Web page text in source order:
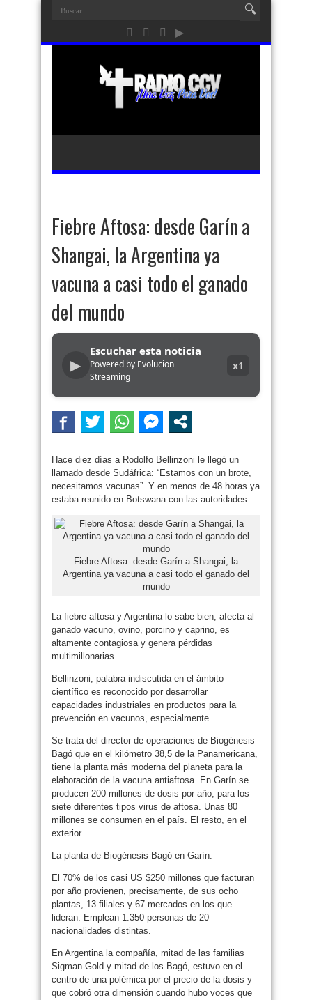
Fiebre Aftosa: desde Garín a
Shangai, la Argentina ya
vacuna a casi todo el ganado
del mundo
▶
Escuchar esta noticia
Powered by Evolucion
Streaming
x1
Hace diez días a Rodolfo Bellinzoni le llegó un
llamado desde Sudáfrica: “Estamos con un brote,
necesitamos vacunas”. Y en menos de 48 horas ya
estaba reunido en Botswana con las autoridades.
Fiebre Aftosa: desde Garín a Shangai, la
Argentina ya vacuna a casi todo el ganado del
mundo
La fiebre aftosa y Argentina lo sabe bien, afecta al
ganado vacuno, ovino, porcino y caprino, es
altamente contagiosa y genera pérdidas
multimillonarias.
Bellinzoni, palabra indiscutida en el ámbito
científico es reconocido por desarrollar
capacidades industriales en productos para la
prevención en vacunos, especialmente.
Se trata del director de operaciones de Biogénesis
Bagó que en el kilómetro 38,5 de la Panamericana,
tiene la planta más moderna del planeta para la
elaboración de la vacuna antiaftosa. En Garín se
producen 200 millones de dosis por año, para los
siete diferentes tipos virus de aftosa. Unas 80
millones se consumen en el país. El resto, en el
exterior.
La planta de Biogénesis Bagó en Garín.
El 70% de los casi US $250 millones que facturan
por año provienen, precisamente, de sus ocho
plantas, 13 filiales y 67 mercados en los que
lideran. Emplean 1.350 personas de 20
nacionalidades distintas.
En Argentina la compañía, mitad de las familias
Sigman-Gold y mitad de los Bagó, estuvo en el
centro de una polémica por el precio de la dosis y
que cobró otra dimensión cuando hubo voces que